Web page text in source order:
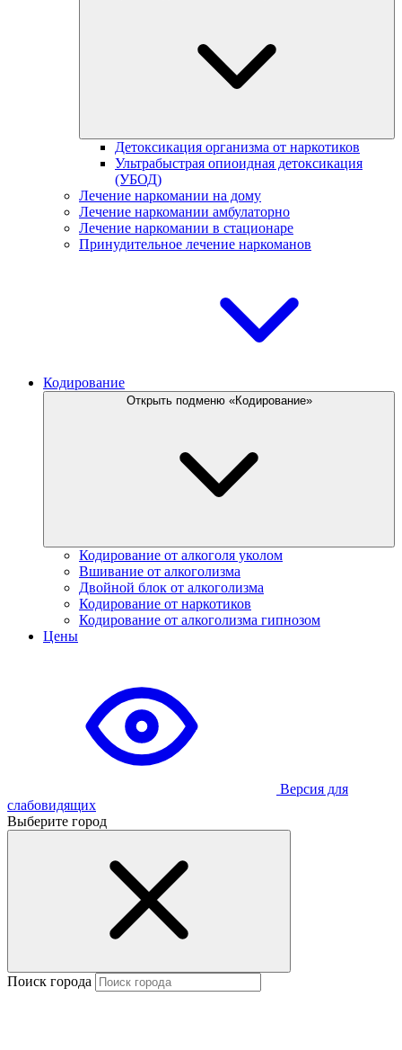
Детоксикация организма от наркотиков
Ультрабыстрая опиоидная детоксикация
(УБОД)
Лечение наркомании на дому
Лечение наркомании амбулаторно
Лечение наркомании в стационаре
Принудительное лечение наркоманов
Кодирование
Открыть подменю «Кодирование»
Кодирование от алкоголя уколом
Вшивание от алкоголизма
Двойной блок от алкоголизма
Кодирование от наркотиков
Кодирование от алкоголизма гипнозом
Цены
Версия для
слабовидящих
Выберите город
Поиск города